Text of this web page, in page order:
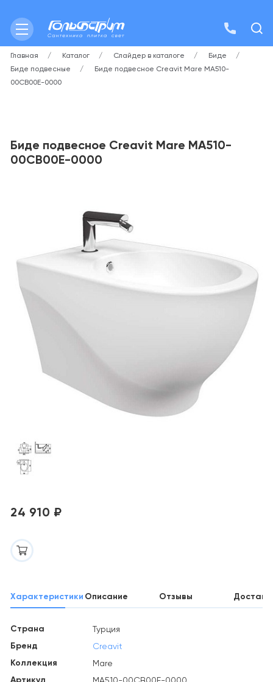
Главная Каталог Слайдер в каталоге
Биде
Биде подвесные
Биде подвесное Creavit Mare MA510-
00CB00E-0000
Биде подвесное Creavit Mare MA510-
00CB00E-0000
24 910 ₽
Характеристики Описание Отзывы
Страна Турция
Бренд Creavit
Коллекция Mare